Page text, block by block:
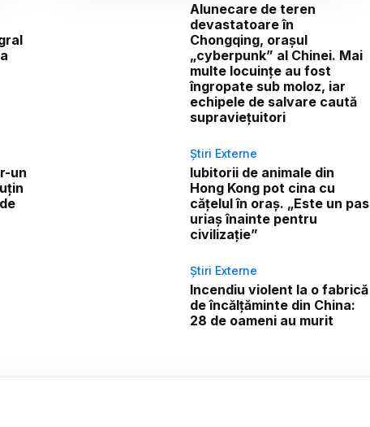
Alunecare de teren
devastatoare în
Chongqing, orașul
„cyberpunk” al Chinei. Mai
multe locuințe au fost
îngropate sub moloz, iar
echipele de salvare caută
supraviețuitori
un
Știri Externe
Iubitorii de animale din
Hong Kong pot cina cu
cățelul în oraș. „Este un pas
uriaș înainte pentru
civilizație”
Știri Externe
Incendiu violent la o fabrică
de încălţăminte din China:
28 de oameni au murit